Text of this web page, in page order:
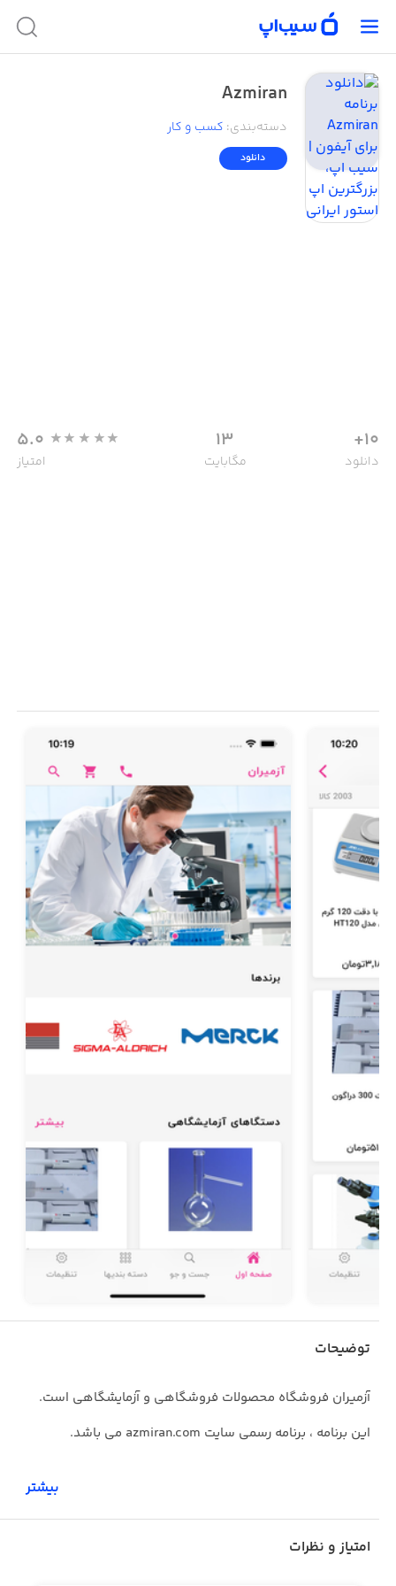
Azmiran
دسته‌بندی: کسب‌ و ‌کار
دانلود
10+
دانلود
13
مگابایت
5.0
امتیاز
توضیحات
آزمیران فروشگاه محصولات فروشگاهی و آزمایشگاهی است.
این برنامه ، برنامه رسمی سایت azmiran.com می باشد.
بیشتر
امتیاز و نظرات